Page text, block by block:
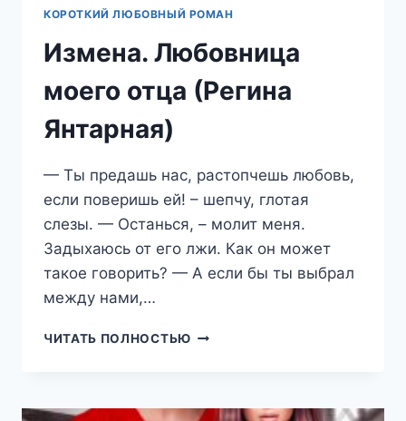
КОРОТКИЙ ЛЮБОВНЫЙ РОМАН
Измена. Любовница
моего отца (Регина
Янтарная)
— Ты предашь нас, растопчешь любовь,
если поверишь ей! – шепчу, глотая
слезы. — Останься, – молит меня.
Задыхаюсь от его лжи. Как он может
такое говорить? — А если бы ты выбрал
между нами,…
ЧИТАТЬ ПОЛНОСТЬЮ ИЗМЕНА.
(РЕГИНА